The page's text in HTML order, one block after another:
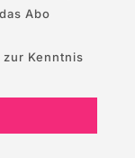
Abo
zur Kenntnis